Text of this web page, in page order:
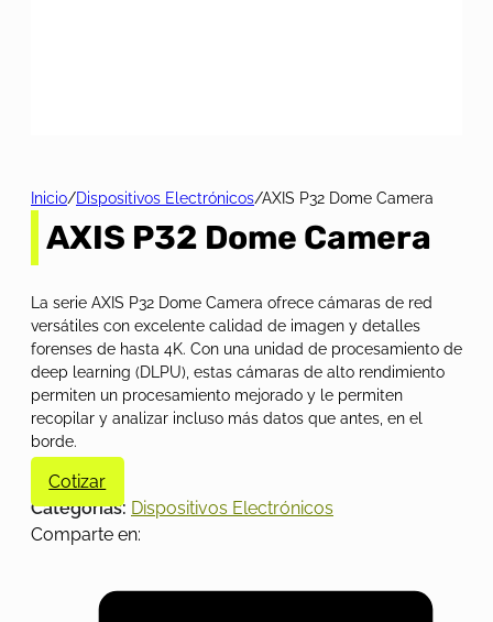
Inicio/Dispositivos Electrónicos/AXIS P32 Dome Camera
AXIS P32 Dome Camera
La serie AXIS P32 Dome Camera ofrece cámaras de red
versátiles con excelente calidad de imagen y detalles
forenses de hasta 4K. Con una unidad de procesamiento de
deep learning (DLPU), estas cámaras de alto rendimiento
permiten un procesamiento mejorado y le permiten
recopilar y analizar incluso más datos que antes, en el
borde.
Cotizar
Categorías: Dispositivos Electrónicos
Comparte en: